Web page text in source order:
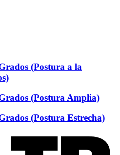
(Postura a la
(Postura Amplia)
(Postura Estrecha)